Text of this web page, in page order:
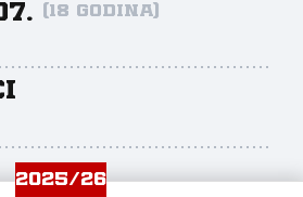
(18 godina)
2025/26